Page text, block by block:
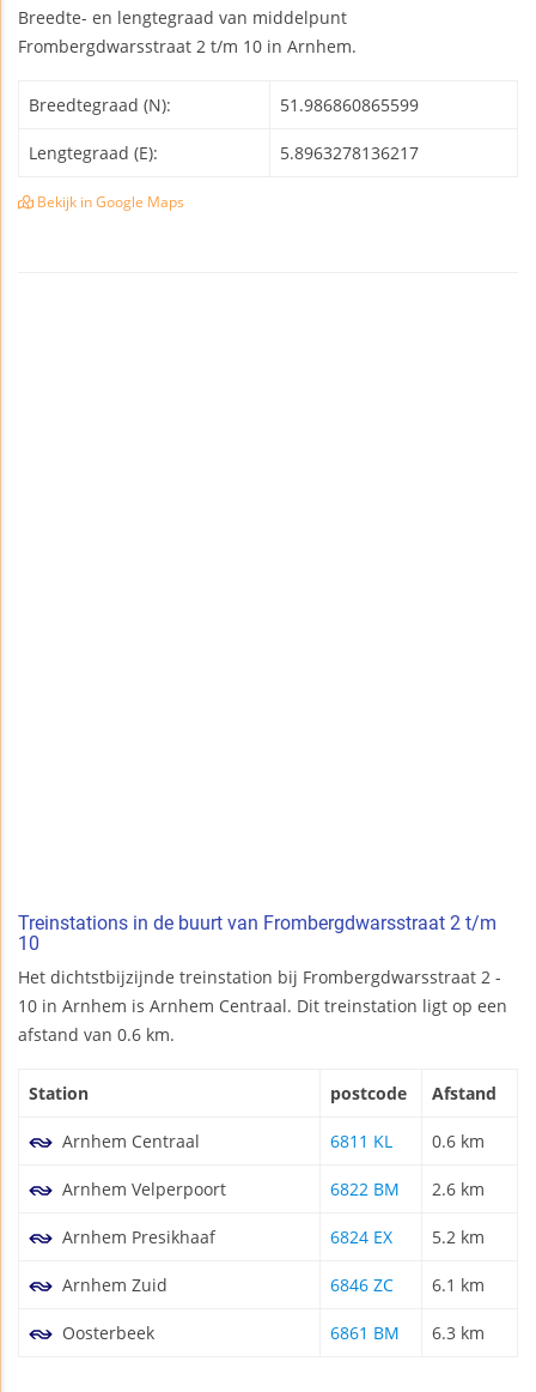
Breedte- en lengtegraad van middelpunt
Frombergdwarsstraat 2 t/m 10 in Arnhem.
Breedtegraad (N): 51.986860865599
Lengtegraad (E): 5.8963278136217
Bekijk in Google Maps
Treinstations in de buurt van Frombergdwarsstraat 2 t/m
10
Het dichtstbijzijnde treinstation bij Frombergdwarsstraat 2 -
10 in Arnhem is Arnhem Centraal. Dit treinstation ligt op een
afstand van 0.6 km.
Station postcode Afstand
Arnhem Centraal 6811 KL 0.6 km
Arnhem Velperpoort 6822 BM 2.6 km
Arnhem Presikhaaf 6824 EX 5.2 km
Arnhem Zuid 6846 ZC 6.1 km
Oosterbeek 6861 BM 6.3 km